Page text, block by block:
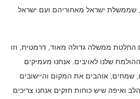
שממשלת ישראל מאחוריהם ועם ישראל
החלטת ממשלה גדולה מאוד, דרמטית, וזו
שלנו לאויבים. אנחנו מעמיקים
שמחים, אוהבים את המקום והיישובים
ואיפה שיש כוחות חזקים אנחנו צריכים